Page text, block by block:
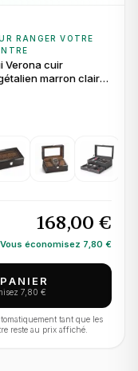
RANGER VOTRE
Verona cuir
marron clair
168,00 €
Vous économisez 7,80 €
7,80 €
tant que les
reste au prix affiché.